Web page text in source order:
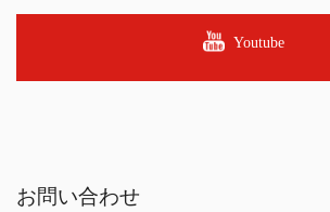
Youtube
お問い合わせ